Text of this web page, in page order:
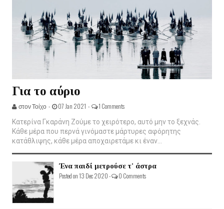
Για το αύριο
στον Τοίχο - 07 Jan 2021 - 1 Comments
Κατερίνα Γκαράνη Ζούμε το χειρότερο, αυτό μην το ξεχνάς.
Κάθε μέρα που περνά γινόμαστε μάρτυρες αφόρητης
κατάθλιψης, κάθε μέρα αποχαιρετάμε κι έναν...
Ένα παιδί μετρούσε τ' άστρα
Posted on 13 Dec 2020 - 0 Comments